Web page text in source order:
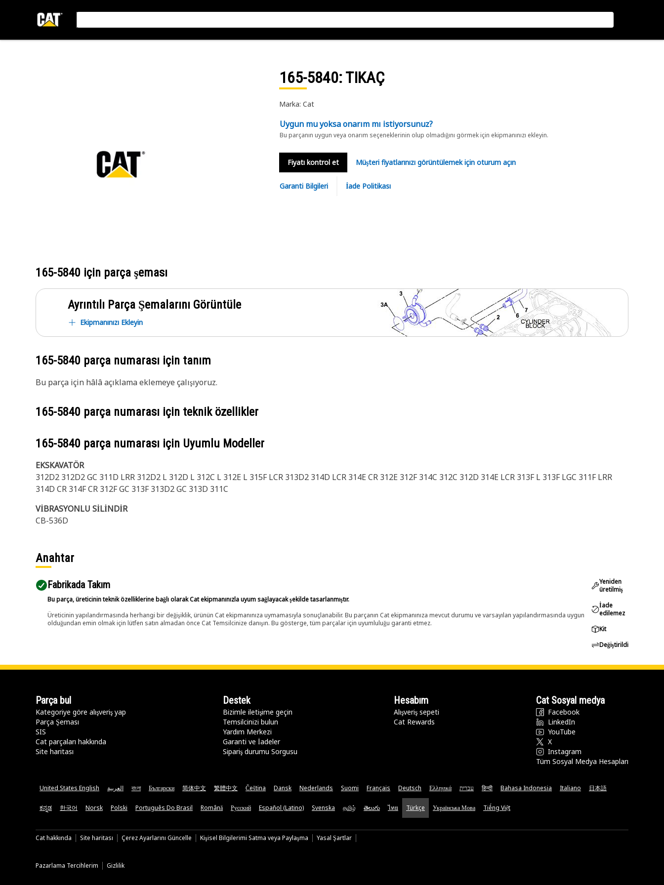
165-5840: TIKAÇ
Marka: Cat
Uygun mu yoksa onarım mı istiyorsunuz?
Bu parçanın uygun veya onarım seçeneklerinin olup olmadığını görmek için ekipmanınızı ekleyin.
Fiyatı kontrol et Müşteri fiyatlarınızı görüntülemek için oturum açın
Garanti Bilgileri İade Politikası
165-5840 için parça şeması
Ayrıntılı Parça Şemalarını Görüntüle
Ekipmanınızı Ekleyin
165-5840 parça numarası için tanım
Bu parça için hâlâ açıklama eklemeye çalışıyoruz.
165-5840 parça numarası için teknik özellikler
165-5840 parça numarası için Uyumlu Modeller
EKSKAVATÖR
312D2 312D2 GC 311D LRR 312D2 L 312D L 312C L 312E L 315F LCR 313D2 314D LCR 314E CR 312E 312F 314C 312C 312D 314E LCR 313F L 313F LGC 311F LRR
314D CR 314F CR 312F GC 313F 313D2 GC 313D 311C
VİBRASYONLU SİLİNDİR
CB-536D
Anahtar
Fabrikada Takım
Bu parça, üreticinin teknik özelliklerine bağlı olarak Cat ekipmanınızla uyum sağlayacak şekilde tasarlanmıştır.
Üreticinin yapılandırmasında herhangi bir değişiklik, ürünün Cat ekipmanınıza uymamasıyla sonuçlanabilir. Bu parçanın Cat ekipmanınıza mevcut durumu ve varsayılan yapılandırmasında uygun
olduğundan emin olmak için lütfen satın almadan önce Cat Temsilcinize danışın. Bu gösterge, tüm parçalar için uyumluluğu garanti etmez.
Yeniden
üretilmiş
İade
edilemez
Kit
Değiştirildi
Parça bul
Kategoriye göre alışveriş yap
Parça Şeması
SIS
Cat parçaları hakkında
Site haritası
Destek
Bizimle iletişime geçin
Temsilcinizi bulun
Yardım Merkezi
Garanti ve İadeler
Sipariş durumu Sorgusu
Hesabım
Alışveriş sepeti
Cat Rewards
Cat Sosyal medya
Facebook
LinkedIn
YouTube
X
Instagram
Tüm Sosyal Medya Hesapları
United States English العربية বাংলা Български 简体中文 繁體中文 Čeština Dansk Nederlands Suomi Français Deutsch Ελληνικά עברית हिन्दी Bahasa Indonesia Italiano 日本語
ಕನ್ನಡ 한국어 Norsk Polski Português Do Brasil Română Русский Español (Latino) Svenska தமிழ் తెలుగు ไทย Türkçe Українська Мова Tiếng Việt
Cat hakkında Site haritası Çerez Ayarlarını Güncelle Kişisel Bilgilerimi Satma veya Paylaşma Yasal Şartlar
Pazarlama Tercihlerim Gizlilik